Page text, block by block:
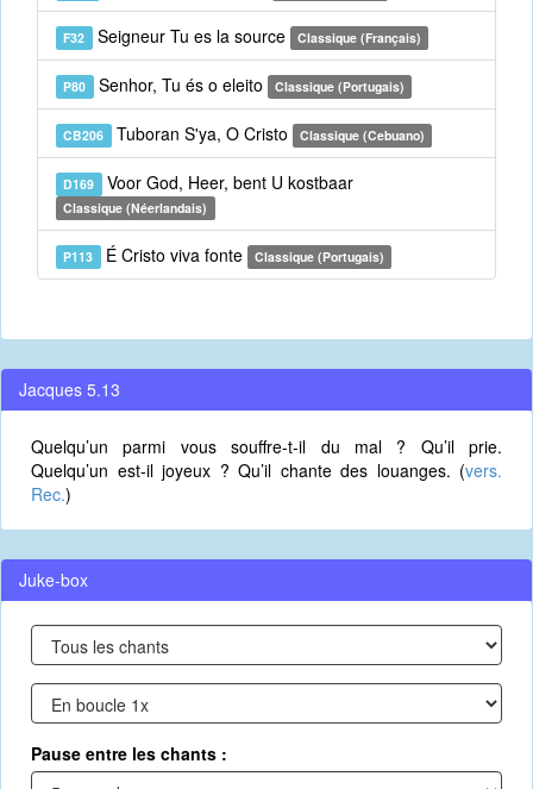
F32 Seigneur Tu es la source Classique (Français)
P80 Senhor, Tu és o eleito Classique (Portugais)
CB206 Tuboran S'ya, O Cristo Classique (Cebuano)
D169 Voor God, Heer, bent U kostbaar
Classique (Néerlandais)
P113 É Cristo viva fonte Classique (Portugais)
Jacques 5.13
Quelqu’un parmi vous souffre-t-il du mal ? Qu’il prie.
Quelqu’un est-il joyeux ? Qu’il chante des louanges. (vers.
Rec.)
Juke-box
Pause entre les chants :